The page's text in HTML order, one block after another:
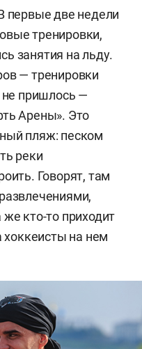
первые две недели
тренировки,
занятия на льду.
— тренировки
не пришлось —
Арены». Это
пляж: песком
реки
Говорят, там
кто-то приходит
хоккеисты на нем